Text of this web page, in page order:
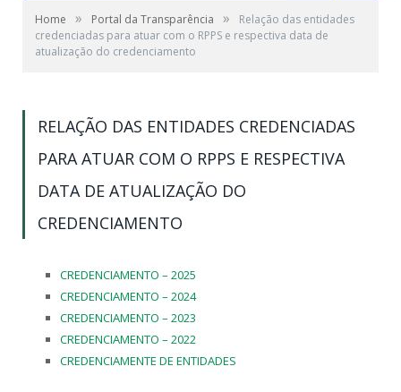
Home » Portal da Transparência »
Relação das entidades
credenciadas para atuar com o RPPS e respectiva data de
atualização do credenciamento
RELAÇÃO DAS ENTIDADES CREDENCIADAS
PARA ATUAR COM O RPPS E RESPECTIVA
DATA DE ATUALIZAÇÃO DO
CREDENCIAMENTO
CREDENCIAMENTO – 2025
CREDENCIAMENTO – 2024
CREDENCIAMENTO – 2023
CREDENCIAMENTO – 2022
CREDENCIAMENTE DE ENTIDADES